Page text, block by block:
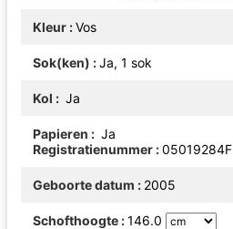
Kleur Vos
Sok(ken) Ja, 1 sok
Kol Ja
Papieren
Ja
Registratienummer 05019284F
Geboorte datum 2005
Schofthoogte 146.0